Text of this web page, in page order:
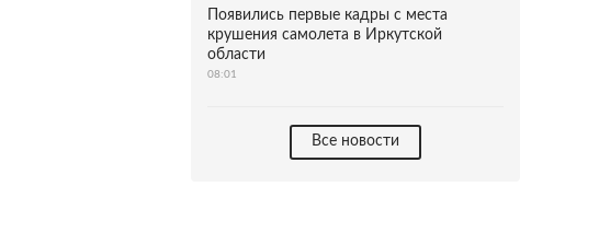
Появились первые кадры с места
крушения самолета в Иркутской
области
08:01
Все новости